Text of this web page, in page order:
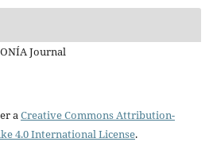
Journal
aCreative Commons Attribution-
4.0 International License.